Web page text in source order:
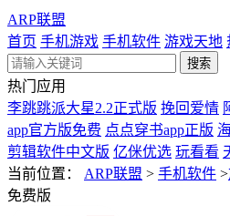
ARP联盟
首页 手机游戏 手机软件 游戏天地
热门应用
李跳跳派大星2.2正式版 挽回爱情
app官方版免费 点点穿书app正版
剪辑软件中文版 亿侎优选 玩看看
当前位置： ARP联盟 > 手机软件 >
免费版